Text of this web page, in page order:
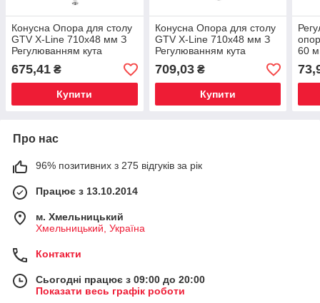
Конусна Опора для столу
GTV X-Line 710х48 мм З
Регулюванням кута
нахилу — Білий Глянець
675,41 ₴
Купити
Конусна Опора для столу
GTV X-Line 710х48 мм З
Регулюванням кута
нахилу — Хром
709,03₴
Купити
60
Про нас
96% позитивних з 275 відгуків за рік
Працює з 13.10.2014
м. Хмельницький
Хмельницький, Україна
Контакти
Сьогодні працює з 09:00 до 20:00
Показати весь графік роботи